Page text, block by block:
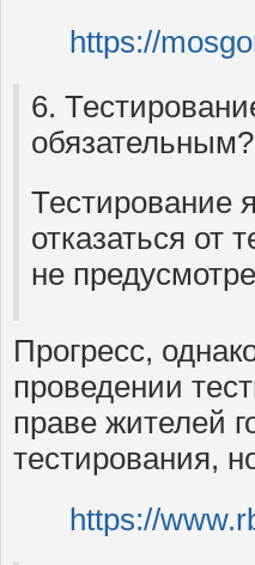
https://
6.
обязательным?
Тестирование
отказаться от
не
Прогресс,
проведении
праве жителей
тестирования,
https://